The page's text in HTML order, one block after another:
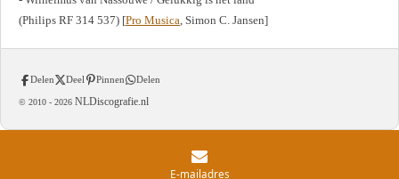
(Philips RF 314 537) [Pro Musica , Simon C. Jansen]
Delen Deel Pinnen Delen
© 2010 - 2026 NLDiscografie.nl
E-mailadres